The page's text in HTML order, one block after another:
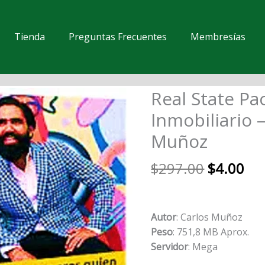
Tienda Preguntas Frecuentes Membresías
Real State
Inmobiliario
Muñoz
$297.00
El
precio
original
$4.00
El
Autor: Carlos Muñoz
Peso: 751,8 MB Aprox.
Servidor: Mega
Real
State
Pack
Inmobiliario
Carlos